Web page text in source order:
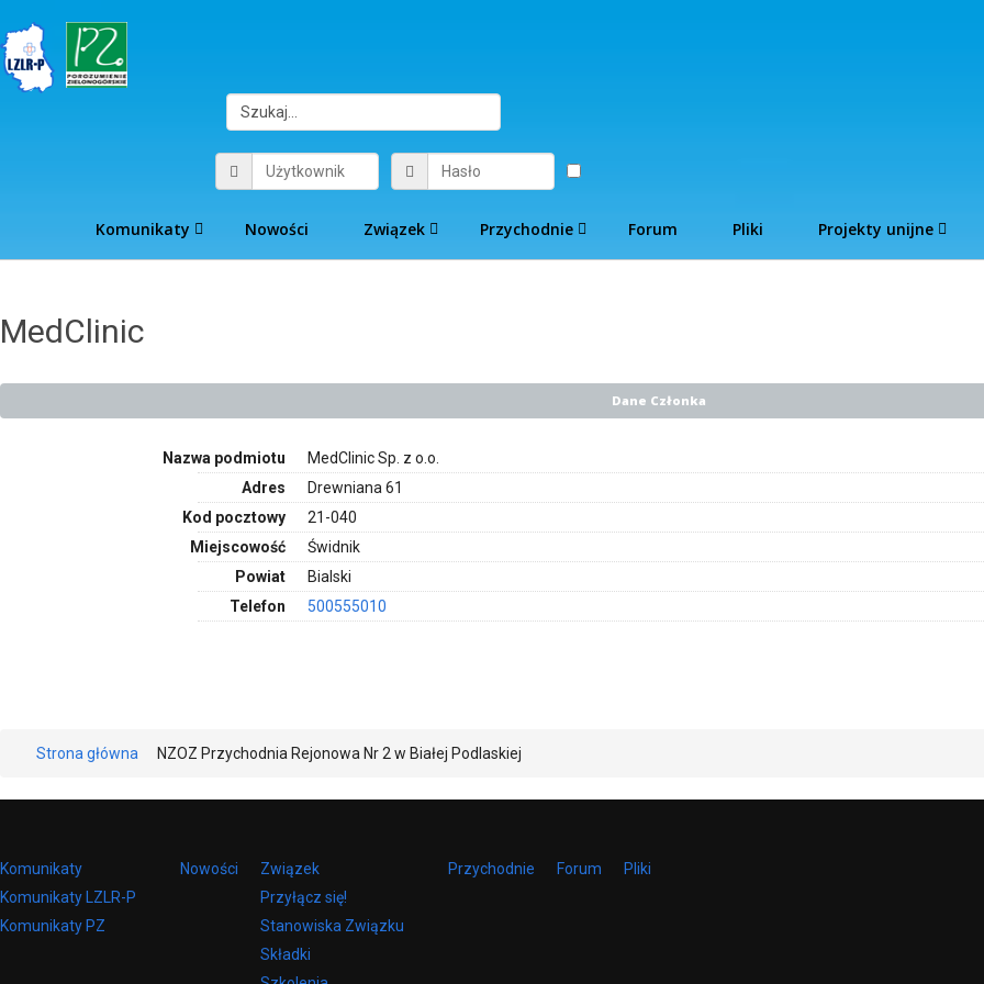
Komunikaty Nowości Związek Przychodnie Forum Pliki Projekty unijne
MedClinic
Dane Członka
Nazwa podmiotu
MedClinic Sp. z o.o.
Adres
Drewniana 61
Kod pocztowy
21-040
Miejscowość
Świdnik
Powiat
Bialski
Telefon
500555010
Strona główna NZOZ Przychodnia Rejonowa Nr 2 w Białej Podlaskiej
Komunikaty
Komunikaty LZLR-P
Komunikaty PZ
Nowości
Związek
Przyłącz się!
Stanowiska Związku
Składki
Przychodnie Forum Pliki